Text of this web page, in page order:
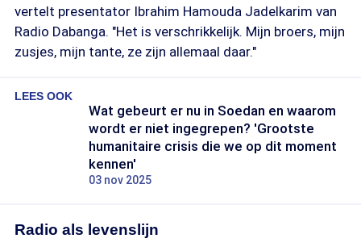
vertelt presentator Ibrahim Hamouda Jadelkarim van
Radio Dabanga. "Het is verschrikkelijk. Mijn broers, mijn
zusjes, mijn tante, ze zijn allemaal daar."
LEES OOK
Wat gebeurt er nu in Soedan en waarom
wordt er niet ingegrepen? 'Grootste
humanitaire crisis die we op dit moment
kennen'
03 nov 2025
Radio als levenslijn